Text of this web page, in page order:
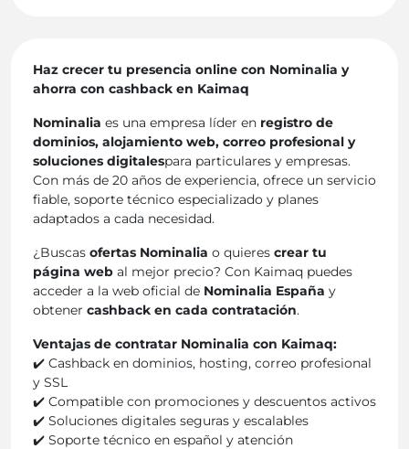
Haz crecer tu presencia online con Nominalia y
ahorra con cashback en Kaimaq
Nominalia es una empresa líder en registro de
dominios, alojamiento web, correo profesional y
soluciones digitalespara particulares y empresas.
Con más de 20 años de experiencia, ofrece un servicio
fiable, soporte técnico especializado y planes
adaptados a cada necesidad.
¿Buscas ofertas Nominalia o quieres crear tu
página web al mejor precio? Con Kaimaq puedes
acceder a la web oficial de Nominalia España y
obtener cashback en cada contratación.
Ventajas de contratar Nominalia con Kaimaq:
✔️ Cashback en dominios, hosting, correo profesional
y SSL
✔️ Compatible con promociones y descuentos activos
✔️ Soluciones digitales seguras y escalables
✔️ Soporte técnico en español y atención